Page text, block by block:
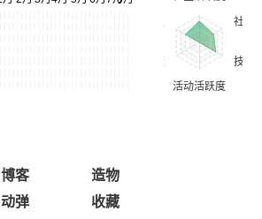
博客
造物
动弹 收藏